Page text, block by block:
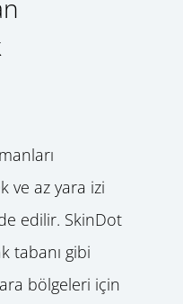
ve az yara izi
edilir. SkinDot
tabanı gibi
bölgeleri için